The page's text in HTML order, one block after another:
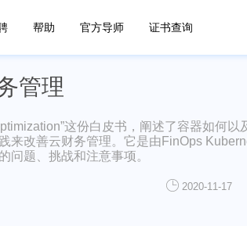
帮助 官方导师 证书查询
管理
这份白皮书，阐述了容器如何以
来改善云财务管理。它是由FinOps
问题、挑战和注意事项。
2020-11-17